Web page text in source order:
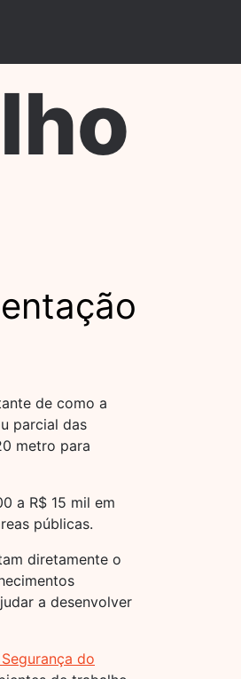
de como a
parcial das
metro para
a R$ 15 mil em
públicas.
diretamente o
a desenvolver
do